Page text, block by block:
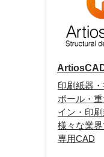
印刷紙器
ボール・
イン・印
様々な業
専用CAD